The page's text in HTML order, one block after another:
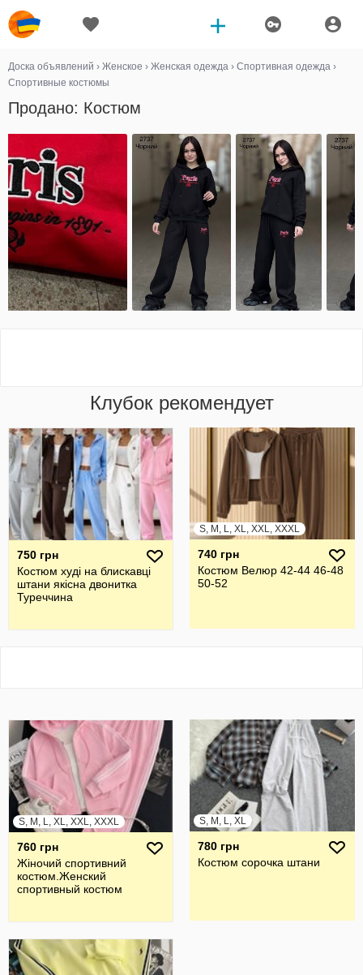
Доска объявлений › Женское › Женская одежда › Спортивная одежда ›
Спортивные костюмы
Продано: Костюм
Клубок рекомендует
750 грн
Костюм худі на блискавці
штани якісна двонитка
Туреччина
S, M, L, XL, XXL, XXXL
740 грн
Костюм Велюр 42-44 46-48
50-52
S, M, L, XL, XXL, XXXL
760 грн
Жiночий спортивний
костюм.Женский
спортивный костюм
S, M, L, XL
780 грн
Костюм сорочка штани